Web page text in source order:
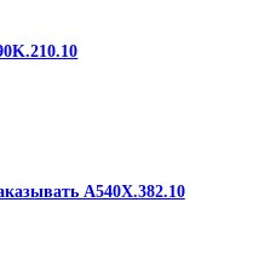
A540X.382.10